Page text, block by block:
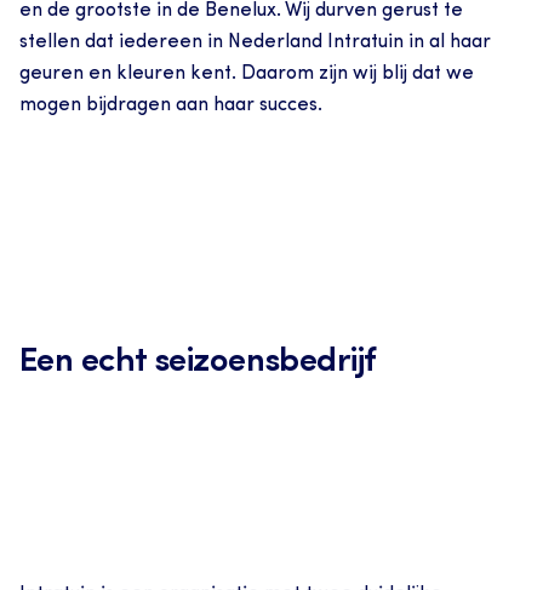
en de grootste in de Benelux. Wij durven gerust te
stellen dat iedereen in Nederland Intratuin in al haar
geuren en kleuren kent. Daarom zijn wij blij dat we
mogen bijdragen aan haar succes.
Een echt seizoensbedrijf